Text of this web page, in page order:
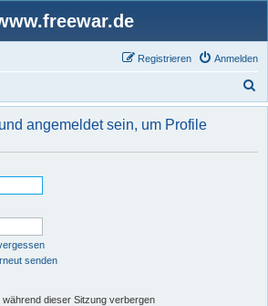
Anmelden
Registrieren
u
h
angemeldet sein, um Profile
senden
während dieser Sitzung verbergen